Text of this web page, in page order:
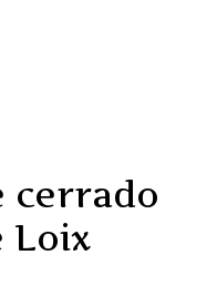
cerrado
Loix